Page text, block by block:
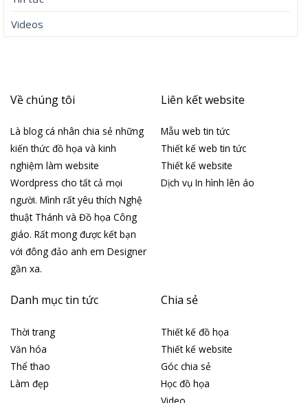
Videos
Về chúng tôi
Là blog cá nhân chia sẻ những
kiến thức đồ họa và kinh
nghiệm làm website
Wordpress cho tất cả mọi
người. Mình rất yêu thích Nghệ
thuật Thánh và Đồ họa Công
giáo. Rất mong được kết bạn
với đông đảo anh em Designer
gần xa.
Liên kết website
Mẫu web tin tức
Thiết kế web tin tức
Thiết kế website
Dịch vụ In hình lên áo
Danh mục tin tức
Thời trang
Văn hóa
Thể thao
Làm đẹp
Chia sẻ
Thiết kế đồ họa
Thiết kế website
Góc chia sẻ
Học đồ họa